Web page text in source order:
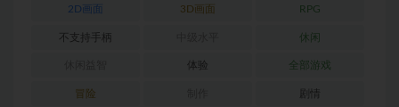
2D画面 3D画面 RPG
不支持手柄 休闲
体验 全部游戏
冒险 剧情